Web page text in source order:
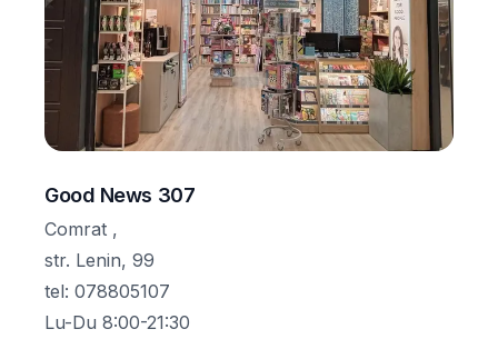
Good News 307
Comrat ,
str. Lenin, 99
tel: 078805107
Lu-Du 8:00-21:30